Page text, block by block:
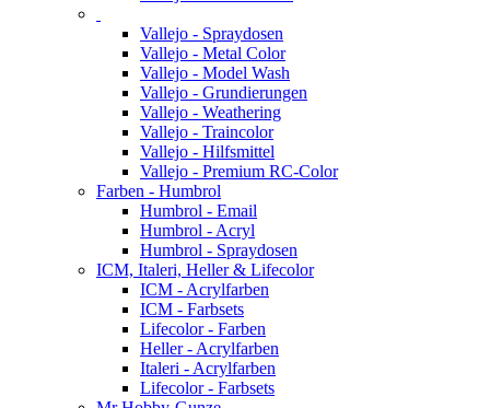
Vallejo - Spraydosen
Vallejo - Metal Color
Vallejo - Model Wash
Vallejo - Grundierungen
Vallejo - Weathering
Vallejo - Traincolor
Vallejo - Hilfsmittel
Vallejo - Premium RC-Color
Farben - Humbrol
Humbrol - Email
Humbrol - Acryl
Humbrol - Spraydosen
ICM, Italeri, Heller & Lifecolor
ICM - Acrylfarben
ICM - Farbsets
Lifecolor - Farben
Heller - Acrylfarben
Italeri - Acrylfarben
Lifecolor - Farbsets